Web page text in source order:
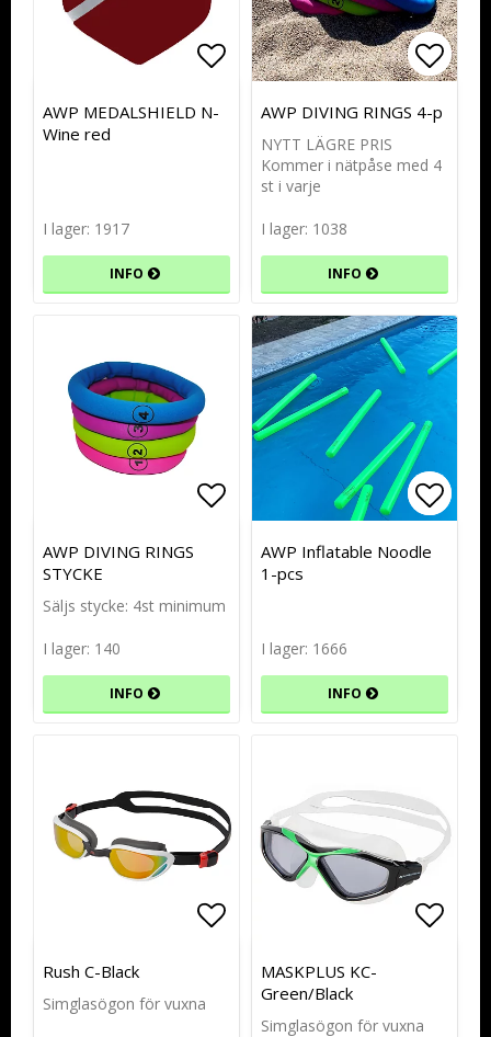
Lägg till i favoritlistan
AWP MEDALSHIELD N-
Wine red
I lager: 1917
INFO
AWP DIVING RINGS 4-p
NYTT LÄGRE PRIS
Kommer i nätpåse med 4
st i varje
I lager: 1038
INFO
Lägg till i favoritlistan
AWP DIVING RINGS
STYCKE
Säljs stycke: 4st minimum
I lager: 140
INFO
Lägg
Lägg
AWP Inflatable Noodle
1-pcs
I lager: 1666
INFO
Lägg till i favoritlistan
Lägg till i favoritlistan
Rush C-Black
Simglasögon för vuxna
MASKPLUS KC-
Green/Black
Simglasögon för vuxna